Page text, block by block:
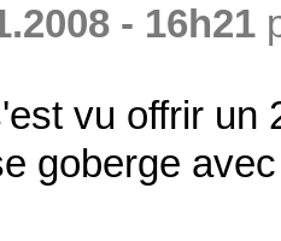
- 16h21
vu offrir un
goberge